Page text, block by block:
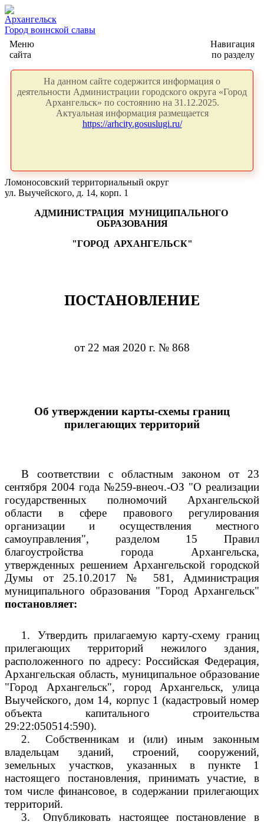
Архангельск
Город воинской славы
Меню
сайта
Навигация
по разделу
На данном сайте содержится информация о
деятельности Администрации городского округа «Город
Архангельск» по состоянию на 31.12.2025.
Актуальная информация размещается
https://arhcity.gosuslugi.ru/
Ломоносовский территориальный округ
ул. Выучейского, д. 14, корп. 1
АДМИНИСТРАЦИЯ МУНИЦИПАЛЬНОГО
ОБРАЗОВАНИЯ
"ГОРОД АРХАНГЕЛЬСК"
ПОСТАНОВЛЕНИЕ
от 22 мая 2020 г. № 868
Об утверждении карты-схемы границ
прилегающих территорий
В соответствии с областным законом от 23
сентября 2004 года №259-внеоч.-ОЗ "О реализации
государственных полномочий Архангельской
области в сфере правового регулирования
организации и осуществления местного
самоуправления", разделом 15 Правил
благоустройства города Архангельска,
утвержденных решением Архангельской городской
Думы от 25.10.2017 № 581, Администрация
муниципального образования "Город Архангельск"
постановляет:
1.
Утвердить прилагаемую карту-схему границ
прилегающих территорий нежилого здания,
расположенного по адресу: Российская Федерация,
Архангельская область, муниципальное образование
"Город Архангельск", город Архангельск, улица
Выучейского, дом 14, корпус 1 (кадастровый номер
объекта капитального строительства
29:22:050514:590).
2.
Собственникам и (или) иным законным
владельцам зданий, строений, сооружений,
земельных участков, указанных в пункте 1
настоящего постановления, принимать участие, в
том числе финансовое, в содержании прилегающих
территорий.
3.
Опубликовать настоящее постановление в